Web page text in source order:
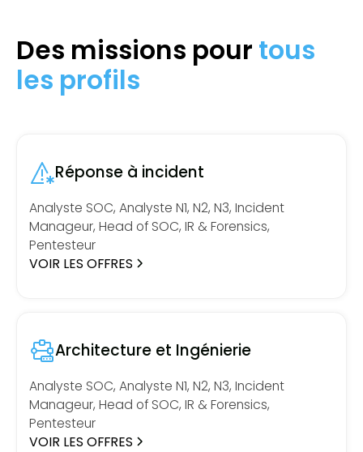
Des missions pour tous
les profils
Réponse à incident
Analyste SOC, Analyste N1, N2, N3, Incident
Manageur, Head of SOC, IR & Forensics,
Pentesteur
VOIR LES OFFRES
Architecture et Ingénierie
Analyste SOC, Analyste N1, N2, N3, Incident
Manageur, Head of SOC, IR & Forensics,
Pentesteur
VOIR LES OFFRES